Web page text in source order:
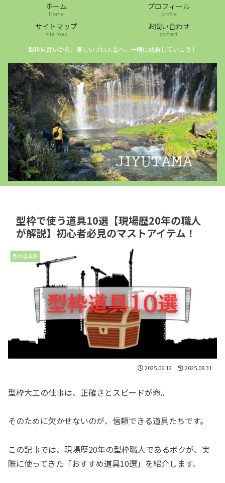
型枠見習いから、楽しいプロ人生へ。一緒に成長していこう！
ホーム
Home
プロフィール
profile
サイトマップ
site-map
お問い合わせ
contact
型枠で使う道具10選【現場歴20年の職人
が解説】初心者必見のマストアイテム！
型枠道具系
2025.06.12 2025.08.31
型枠大工の仕事は、正確さとスピードが命。
そのために欠かせないのが、信頼できる道具たちです。
この記事では、現場歴20年の型枠職人であるボクが、実
際に使ってきた「おすすめ道具10選」を紹介します。